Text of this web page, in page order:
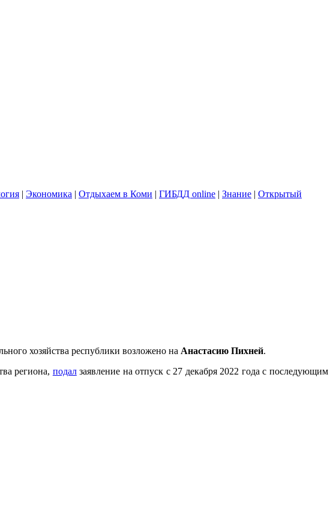
| Экономика | Отдыхаем в Коми | ГИБДД online | Знание | Открытый
хозяйства республики возложено на Анастасию Пихней.
региона, подалзаявление на отпуск с 27 декабря 2022 года с последующим